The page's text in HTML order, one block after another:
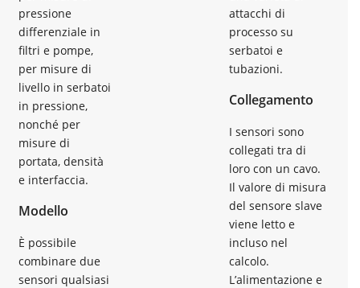
pressione
differenziale in
filtri e pompe,
per misure di
livello in serbatoi
in pressione,
nonché per
misure di
portata, densità
e interfaccia.
Modello
È possibile
combinare due
sensori qualsiasi
attacchi di
processo su
serbatoi e
tubazioni.
Collegamento
I sensori sono
collegati tra di
loro con un cavo.
Il valore di misura
del sensore slave
viene letto e
incluso nel
calcolo.
L’alimentazione e